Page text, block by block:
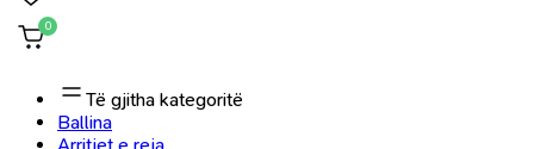
0
Të gjitha kategoritë
Ballina